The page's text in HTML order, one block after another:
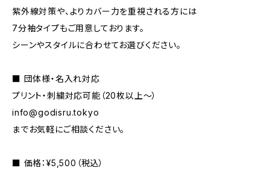
紫外線対策や、よりカバー力を重視される方には
7分袖タイプもご用意しております。
シーンやスタイルに合わせてお選びください。
■ 団体様・名入れ対応
プリント・刺繍対応可能（20枚以上〜）
info@godisru.tokyo
までお気軽にご相談ください。
■ 価格：¥5,500（税込）